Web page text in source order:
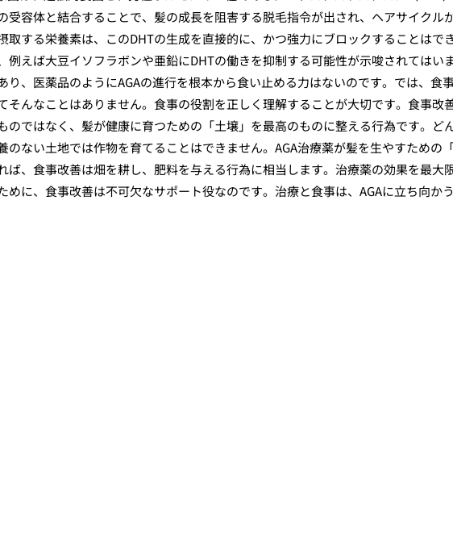
受容体と結合することで、髪の成長を阻害する脱毛指令が出され、ヘアサイクル
取する栄養素は、このDHTの生成を直接的に、かつ強力にブロックすることはで
例えば大豆イソフラボンや亜鉛にDHTの働きを抑制する可能性が示唆されてはい
り、医薬品のようにAGAの進行を根本から食い止める力はないのです。では、食
そんなことはありません。食事の役割を正しく理解することが大切です。食事改
のではなく、髪が健康に育つための「土壌」を最高のものに整える行為です。ど
のない土地では作物を育てることはできません。AGA治療薬が髪を生やすための
ば、食事改善は畑を耕し、肥料を与える行為に相当します。治療薬の効果を最大
めに、食事改善は不可欠なサポート役なのです。治療と食事は、AGAに立ち向か